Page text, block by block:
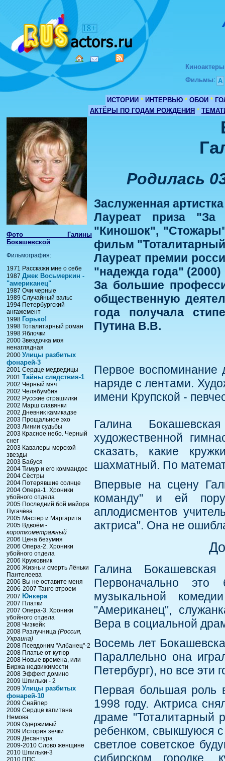
Киноактеры
Фильмы: А
ИСТОРИИ * ИНТЕРВЬЮ * ОБОИ *
АКТЁРЫ ПО ГОДАМ РОЖДЕНИЯ *
Фото Галины
Бокашевской
Фильмография:
1971 Расскажи мне о себе
1987 Джек Восьмеркин -
"американец"
1987 Очи черные
1989 Случайный вальс
1994 Петербургский
ангажемент
1998 Горько!
1998 Тоталитарный роман
1998 Яблочки
2000 Звездочка моя
ненаглядная
2000 Улицы разбитых
фонарей-3
2001 Сердце медведицы
2001 Тайны следствия-1
2002 Чёрный мяч
2002 Челябумбия
2002 Русские страшилки
2002 Марш славянки
2002 Дневник камикадзе
2003 Прощальное эхо
2003 Линии судьбы
2003 Красное небо. Черный
снег
2003 Кавалеры морской
звезды
2003 Бабуся
2004 Тимур и его коммандос
2004 Сёстры
2004 Потерявшие солнце
2004 Опера-1. Хроники
убойного отдела
2005 Последний бой майора
Пугачёва
2005 Мастер и Маргарита
2005 Вдвоём -
короткометражный
2006 Цена безумия
2006 Опера-2. Хроники
убойного отдела
2006 Кружовник
2006 Жизнь и смерть Лёньки
Пантелеева
2006 Вы не оставите меня
2006-2007 Танго втроем
2007 Юнкера
2007 Платки
2007 Опера-3. Хроники
убойного отдела
2008 Чизкейк
2008 Разлучница (Россия,
Украина)
2008 Псевдоним "Албанец"-2
2008 Платье от кутюр
2008 Новые времена, или
Биржа недвижимости
2008 Эффект домино
2009 Шпильки - 2
2009 Улицы разбитых
фонарей-10
2009 Снайпер
2009 Сердце капитана
Немова
2009 Одержимый
2009 История зечки
2009 Десантура
2009-2010 Слово женщине
2010 Шпильки-3
2010 ППС
Родилась
Заслуженная
Лауреат приза
"Киношок",
фильм
Лауреат премии
"надежда года" (2000)
За большие
общественную
года получала
Путина В.В.
Первое
наряде с лентами.
имени Крупской -
Галина
художественной
сказать, какие
шахматный. По
Впервые на сцену
команду" и ей
аплодисментов
актриса". Она не
Галина
Первоначально
музыкальной
"Американец",
Вера в социальной
Восемь лет
Параллельно она
Петербург), но все эти
Первая большая роль
1998 году. Актриса
драме "Тоталитарный
ребенком, свыкшуюся
светлое советское
сибирском городке,